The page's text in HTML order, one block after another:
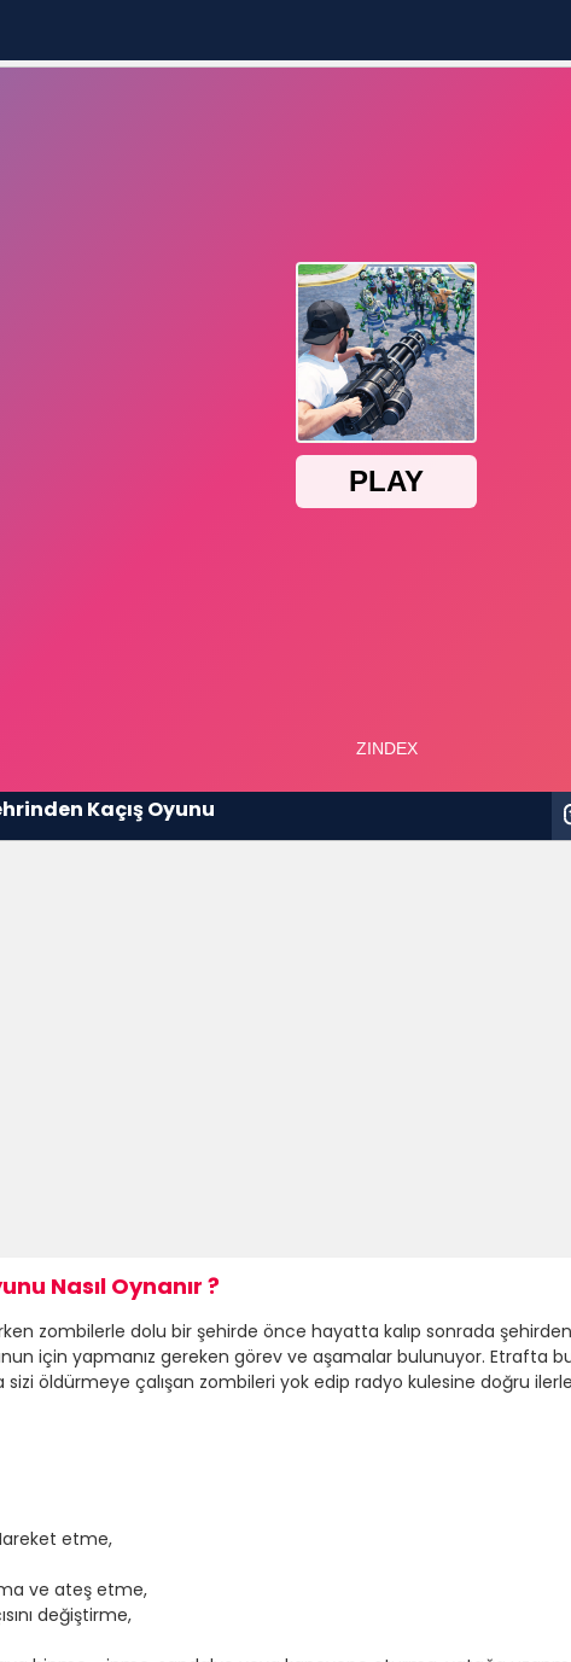
Kaçış Oyunu
Nasıl Oynanır ?
zombilerle dolu bir şehirde önce hayatta kalıp sonrada
için yapmanız gereken görev ve aşamalar bulunuyor. Etrafta
öldürmeye çalışan zombileri yok edip radyo kulesine doğru
etme,
ve ateş etme,
değiştirme,